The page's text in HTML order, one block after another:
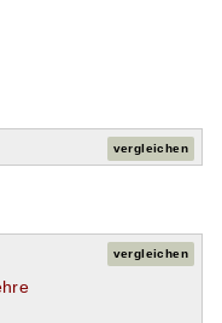
vergleichen
vergleichen